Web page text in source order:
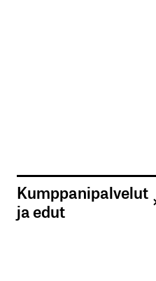
Kumppanipalvelut
ja edut